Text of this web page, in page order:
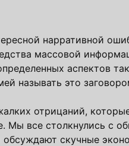
нарративной
массовой
аспектов
называть это
отрицаний,
Мы все столкнулись
обсуждают скучные